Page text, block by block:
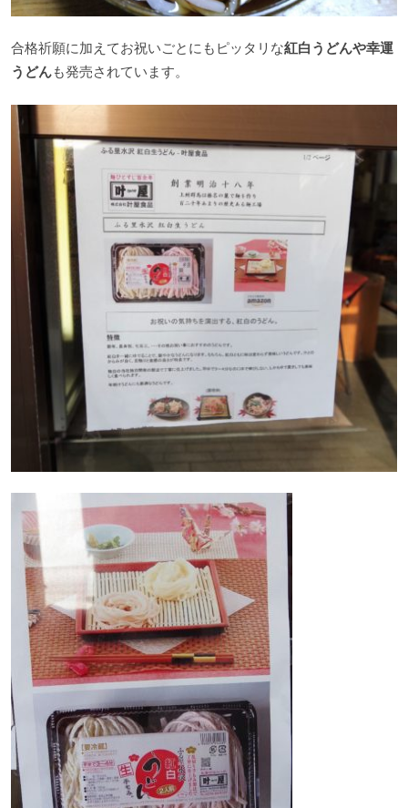
合格祈願に加えてお祝いごとにもピッタリな紅白うどんや幸運
うどんも発売されています。